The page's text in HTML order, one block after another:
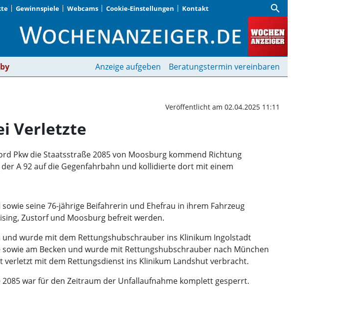
Gewinnspiele Webcams Cookie-Einstellungen Kontakt search
auf Gegenfahrbahn: Drei Verletzte
Anzeige aufgeben Beratungstermin vereinbaren
Veröffentlicht am 02.04.2025 11:11
Verletzte
Pkw die Staatsstraße 2085 von Moosburg kommend Richtung
A 92 auf die Gegenfahrbahn und kollidierte dort mit einem
seine 76-jährige Beifahrerin und Ehefrau in ihrem Fahrzeug
Zustorf und Moosburg befreit werden.
wurde mit dem Rettungshubschrauber ins Klinikum Ingolstadt
am Becken und wurde mit Rettungshubschrauber nach München
mit dem Rettungsdienst ins Klinikum Landshut verbracht.
war für den Zeitraum der Unfallaufnahme komplett gesperrt.